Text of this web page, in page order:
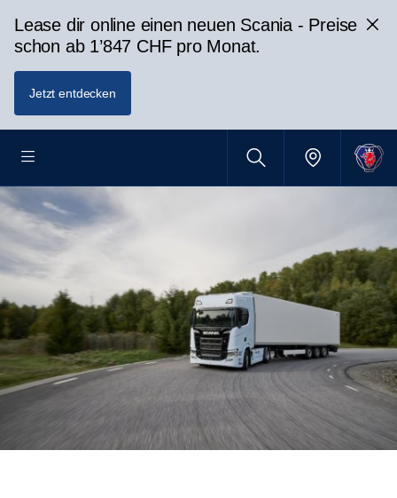
Lease dir online einen neuen Scania - Preise
schon ab 1’847 CHF pro Monat.
Jetzt entdecken